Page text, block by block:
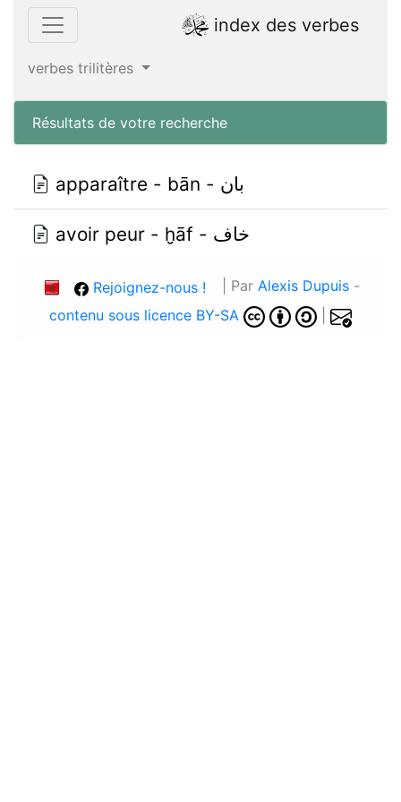
index des verbes
verbes trilitères
Résultats de votre recherche
apparaître - bān - بان
avoir peur - ḫāf - خاف
Rejoignez-nous ! | Par Alexis Dupuis -
contenu sous licence BY-SA